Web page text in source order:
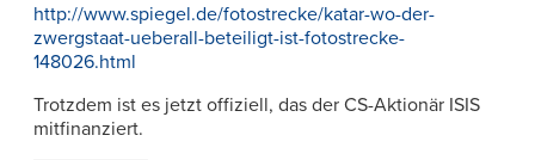
http://www.spiegel.de/fotostrecke/katar-wo-der-
zwergstaat-ueberall-beteiligt-ist-fotostrecke-
148026.html
Trotzdem ist es jetzt offiziell, das der CS-Aktionär ISIS
mitfinanziert.